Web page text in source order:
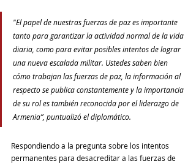
"El papel de nuestras fuerzas de paz es importante
tanto para garantizar la actividad normal de la vida
diaria, como para evitar posibles intentos de lograr
una nueva escalada militar. Ustedes saben bien
cómo trabajan las fuerzas de paz, la información al
respecto se publica constantemente y la importancia
de su rol es también reconocida por el liderazgo de
Armenia”, puntualizó el diplomático.
Respondiendo a la pregunta sobre los intentos
permanentes para desacreditar a las fuerzas de